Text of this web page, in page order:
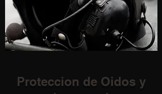
Proteccion de Oidos y